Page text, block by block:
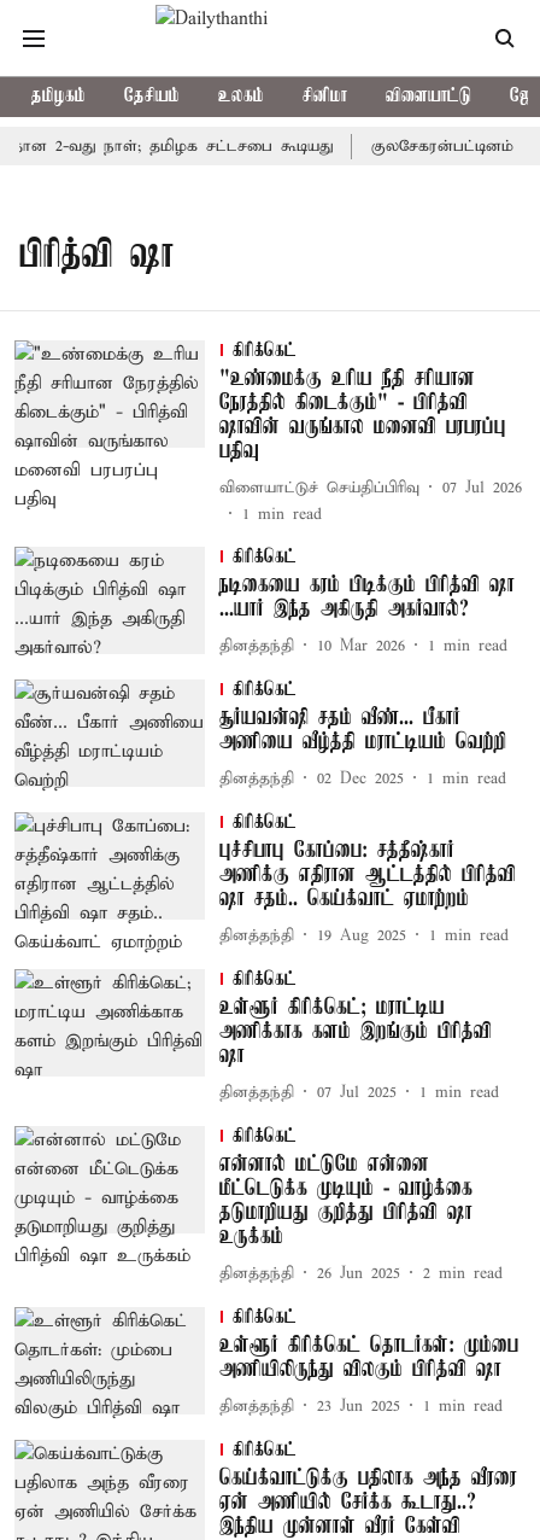
தமிழகம் தேசியம் உலகம் சினிமா விளையாட்டு
2-வது நாள்; தமிழக சட்டசபை கூடியது குலசேகரன்பட்டினம்
பிரித்வி ஷா
கிரிக்கெட்
"உண்மைக்கு உரிய நீதி சரியான
நேரத்தில் கிடைக்கும்" - பிரித்வி
ஷாவின் வருங்கால மனைவி பரபரப்பு
பதிவு
விளையாட்டுச் செய்திப்பிரிவு
07 Jul 2026
1 min read
கிரிக்கெட்
நடிகையை கரம் பிடிக்கும் பிரித்வி ஷா
...யார் இந்த அகிருதி அகர்வால்?
தினத்தந்தி 10 Mar 2026 1 min read
கிரிக்கெட்
சூர்யவன்ஷி சதம் வீண்... பீகார்
அணியை வீழ்த்தி மராட்டியம் வெற்றி
தினத்தந்தி 02 Dec 2025 1 min read
கிரிக்கெட்
புச்சிபாபு கோப்பை: சத்தீஷ்கார்
அணிக்கு எதிரான ஆட்டத்தில் பிரித்வி
ஷா சதம்.. கெய்க்வாட் ஏமாற்றம்
தினத்தந்தி 19 Aug 2025 1 min read
கிரிக்கெட்
உள்ளூர் கிரிக்கெட்; மராட்டிய
அணிக்காக களம் இறங்கும் பிரித்வி
ஷா
தினத்தந்தி 07 Jul 2025 1 min read
கிரிக்கெட்
என்னால் மட்டுமே என்னை
மீட்டெடுக்க முடியும் - வாழ்க்கை
தடுமாறியது குறித்து பிரித்வி ஷா
உருக்கம்
தினத்தந்தி 26 Jun 2025 2 min read
கிரிக்கெட்
உள்ளூர் கிரிக்கெட் தொடர்கள்: மும்பை
அணியிலிருந்து விலகும் பிரித்வி ஷா
தினத்தந்தி 23 Jun 2025 1 min read
கிரிக்கெட்
கெய்க்வாட்டுக்கு பதிலாக அந்த வீரரை
ஏன் அணியில் சேர்க்க கூடாது..?
இந்திய முன்னாள் வீரர் கேள்வி